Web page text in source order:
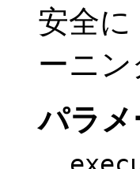
安全
ーニ
パラメ